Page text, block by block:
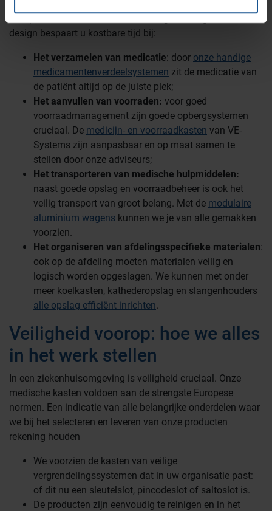
design bespaart u kostbare tijd bij:
Het verzamelen van medicatie: door onze handige
medicamentenverdeelsystemen zit de medicatie van
de patiënt altijd op de juiste plek;
Het aanvullen van voorraden: voor goed
voorraadmanagement zijn goede opbergsystemen
cruciaal. De medicijn- en voorraadkasten van VE-
Systems zijn aanpasbaar en op maat samen te
stellen door onze adviseurs;
Het transporteren van medische hulpmiddelen:
naast goede opslag en voorraadbeheer is ook het
veilig transport van groot belang. Met de modulaire
aluminium wagens kunnen we je van alle gemakken
voorzien.
Het organiseren van afdelingsspecifieke materialen:
ook op de afdeling moeten materialen veilig en
logisch worden opgeslagen. We kunnen met onder
meer koelkasten, kathederopslag en slangenhouders
alle opslag efficiënt inrichten.
Veiligheid voorop: hoe we alles
in het werk stellen
In een ziekenhuisomgeving is veiligheid cruciaal. Onze
medische kasten voldoen aan de strengste Europese
normen. Een indicatie van alle belangrijke onderdelen waar
we bij het selecteren en leveren van onze producten
rekening houden
We voorzien de kasten van veilige
vergrendelingssystemen dat in uw organisatie past:
of dit nu een sleutelslot, pincodeslot of saltoslot is.
De producten zijn eenvoudig te reinigen en in het